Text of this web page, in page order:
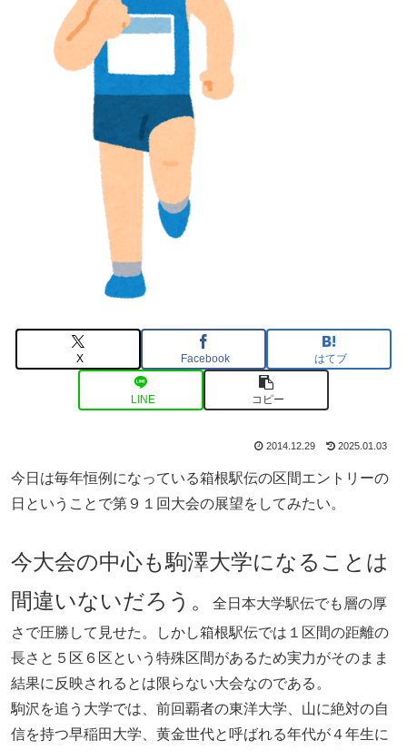
X Facebook はてブ
LINE コピー
2014.12.29 2025.01.03
今日は毎年恒例になっている箱根駅伝の区間エントリーの
日ということで第９１回大会の展望をしてみたい。
今大会の中心も駒澤大学になることは
間違いないだろう。
全日本大学駅伝でも層の厚
さで圧勝して見せた。しかし箱根駅伝では１区間の距離の
長さと５区６区という特殊区間があるため実力がそのまま
結果に反映されるとは限らない大会なのである。
駒沢を追う大学では、前回覇者の東洋大学、山に絶対の自
信を持つ早稲田大学、黄金世代と呼ばれる年代が４年生に